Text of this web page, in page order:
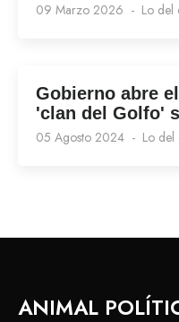
09 Marzo 2026 Lo del
Gobierno abre
'clan del Golfo'
05 Agosto 2024 Lo del
ANIMAL